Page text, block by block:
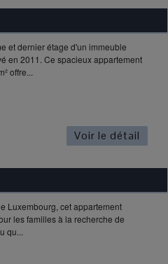
et dernier étage d'un immeuble
en 2011. Ce spacieux appartement
offre...
Voir le détail
Luxembourg, cet appartement
les familles à la recherche de
qu...